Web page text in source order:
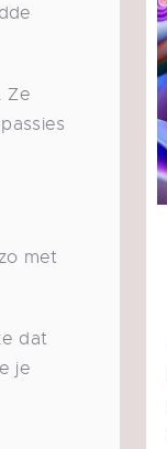
Ze
met
dat
je